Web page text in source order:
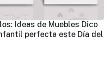
Ideas de Muebles Dico
perfecta este Día del